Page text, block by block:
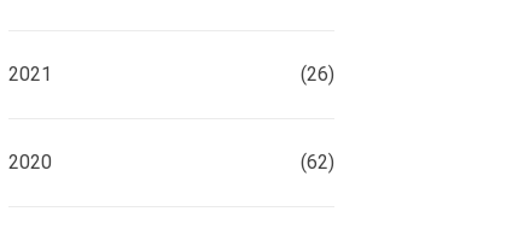
2021 (26)
2020 (62)